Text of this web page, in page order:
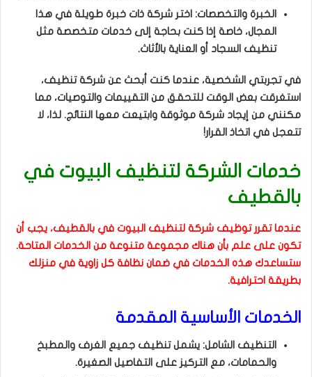
الخبرة والتخصصات: اختر شركة ذات خبرة طويلة في هذا
المجال، خاصة إذا كنت بحاجة إلى خدمات متخصصة مثل
تنظيف السجاد أو العناية بالأثاث.
في تجربتي الشخصية، عندما كنت أبحث عن شركة تنظيف،
استغرقت بعض الوقت للتحقق من التقييمات والتوصيات، مما
مكنني من إيجاد شركة موثوقة وابتيعت معها النتائج. لذا، لا
تتعجل في اتخاذ القرار!
خدمات الشركة لتنظيف البيوت في
بالقطيف
عندما تقرر توظيف شركة لتنظيف البيوت في بالقطيف، يجب أن
تكون على علم بأن هناك مجموعة متنوعة من الخدمات المتاحة.
ستساعدك هذه الخدمات في ضمان نظافة كل زاوية في منزلك
بطريقة احترافية.
الخدمات الأساسية المقدمة
التنظيف الشامل: يشمل تنظيف جميع الغرف والمطبخ
والحمامات، مع التركيز على التفاصيل الصغيرة.